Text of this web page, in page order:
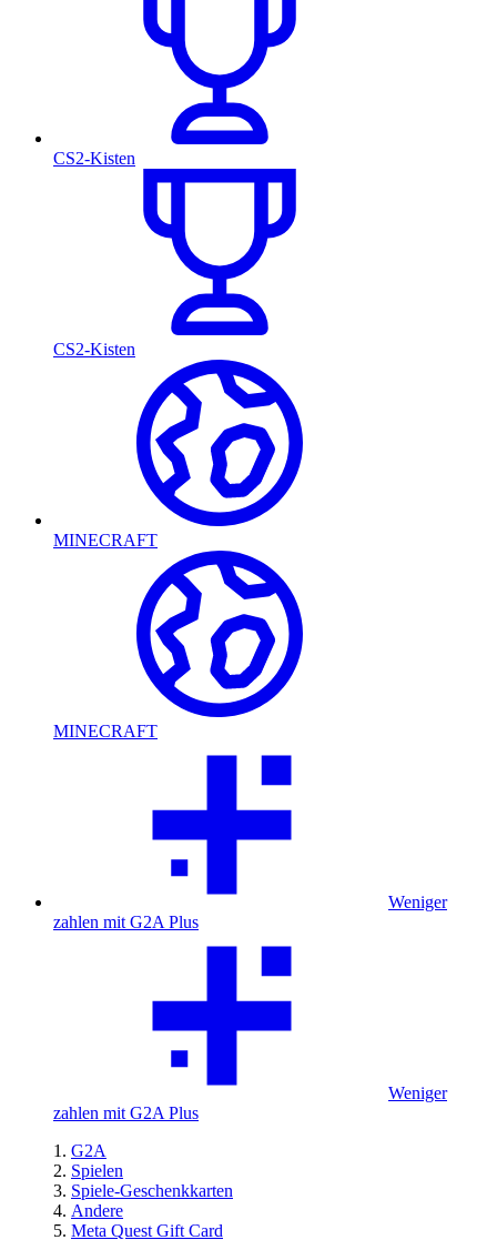
CS2-Kisten
CS2-Kisten
MINECRAFT
MINECRAFT
Weniger
zahlen mit G2A Plus
Weniger
zahlen mit G2A Plus
G2A
Spielen
Spiele-Geschenkkarten
Andere
Meta Quest Gift Card